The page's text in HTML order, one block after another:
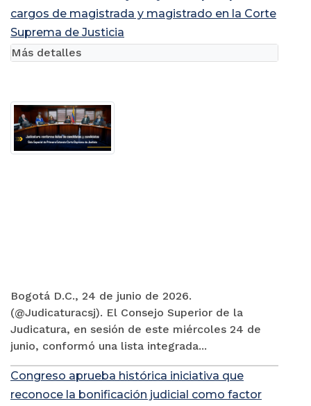
cargos de magistrada y magistrado en la Corte
Suprema de Justicia
Bogotá D.C., 24 de junio de 2026.
(@Judicaturacsj). El Consejo Superior de la
Judicatura, en sesión de este miércoles 24 de
junio, conformó una lista integrada...
Más detalles
Congreso aprueba histórica iniciativa que
reconoce la bonificación judicial como factor